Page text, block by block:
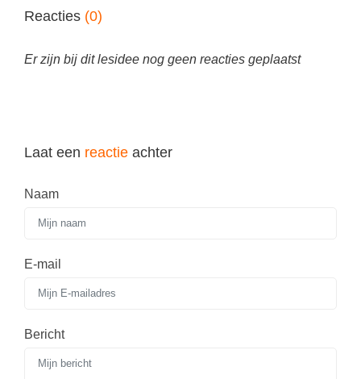
Reacties (0)
Er zijn bij dit lesidee nog geen reacties geplaatst
Laat een reactie achter
Naam
E-mail
Bericht